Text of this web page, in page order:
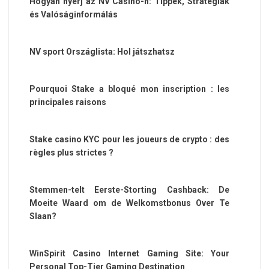
és Valóságinformálás
NV sport Országlista: Hol játszhatsz
Pourquoi Stake a bloqué mon inscription : les
principales raisons
Stake casino KYC pour les joueurs de crypto : des
règles plus strictes ?
Stemmen-telt Eerste-Storting Cashback: De
Moeite Waard om de Welkomstbonus Over Te
Slaan?
WinSpirit Casino Internet Gaming Site: Your
Personal Top-Tier Gaming Destination